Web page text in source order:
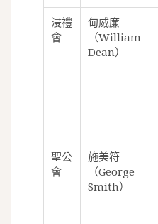
浸禮
會
甸威廉
（William
Dean）
聖公
會
施美符
（George
Smith）